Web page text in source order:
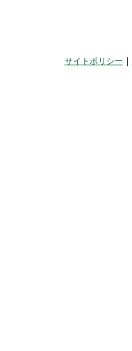
サイトポリシー ｜